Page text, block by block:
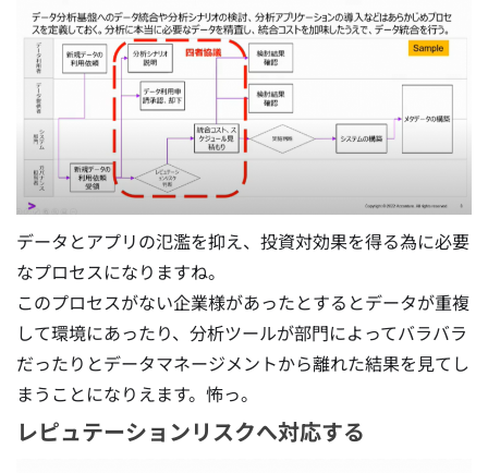
データとアプリの氾濫を抑え、投資対効果を得る為に必要
なプロセスになりますね。
このプロセスがない企業様があったとするとデータが重複
して環境にあったり、分析ツールが部門によってバラバラ
だったりとデータマネージメントから離れた結果を見てし
まうことになりえます。怖っ。
レピュテーションリスクへ対応する